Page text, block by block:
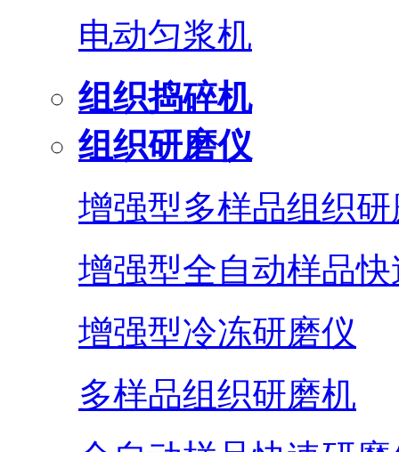
电动匀浆机
组织捣碎机
组织研磨仪
增强型多样品组织
增强型全自动样品
增强型冷冻研磨仪
多样品组织研磨机